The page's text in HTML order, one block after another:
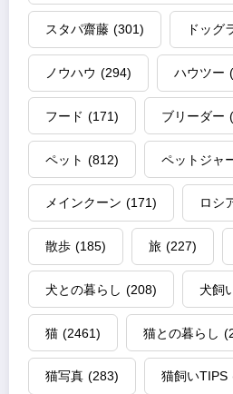
スタパ齋藤 (301) ドッグ
ノウハウ (294) ハウツー
フード (171) ブリーダー
ペット (812) ペットジャ
メインクーン (171) ロシ
散歩 (185) 旅 (227)
犬との暮らし (208) 犬飼
猫 (2461) 猫との暮らし
猫写真 (283) 猫飼いTIPS